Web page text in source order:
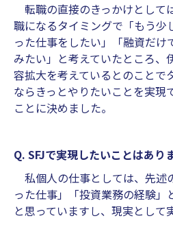
転職の直接のきっかけとして
職になるタイミングで「もう少
った仕事をしたい」「融資だけ
みたい」と考えていたところ、
容拡大を考えているとのことで
ならきっとやりたいことを実現
ことに決めました。
Q. SFJで実現したいことはあり
私個人の仕事としては、先述
った仕事」「投資業務の経験」
と思っていますし、現実として